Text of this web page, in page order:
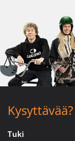
Kysyttävää?
Tuki